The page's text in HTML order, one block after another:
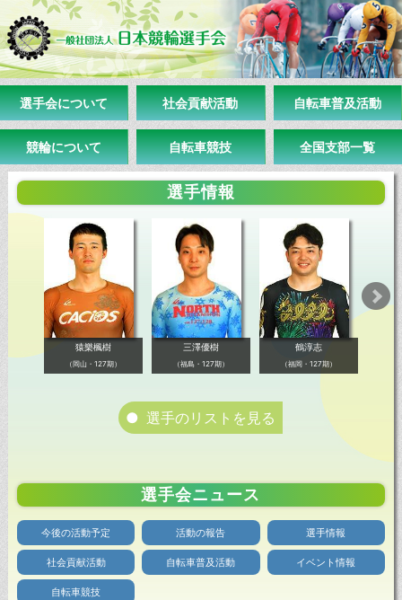
選手会について 社会貢献活動 自転車普及活動
競輪について 自転車競技 全国支部一覧
選手情報
猿樂楓樹
（岡山・127期）
三澤優樹
（福島・127期）
鶴淳志
（福岡・127期）
選手のリストを見る
選手会ニュース
今後の活動予定 活動の報告 選手情報
社会貢献活動 自転車普及活動 イベント情報
自転車競技